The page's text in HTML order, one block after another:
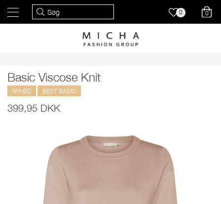
0 0
Basic Viscose Knit
NYHED BEST BASIC
399,95 DKK